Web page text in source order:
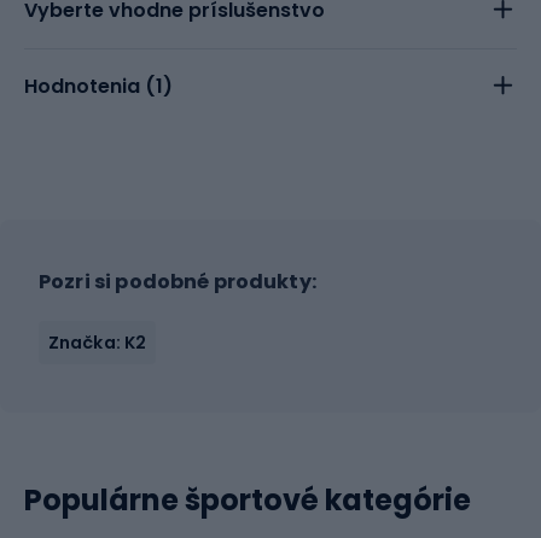
Vyberte vhodne príslušenstvo
Hodnotenia (1)
Pozri si podobné produkty:
Značka: K2
Populárne športové kategórie